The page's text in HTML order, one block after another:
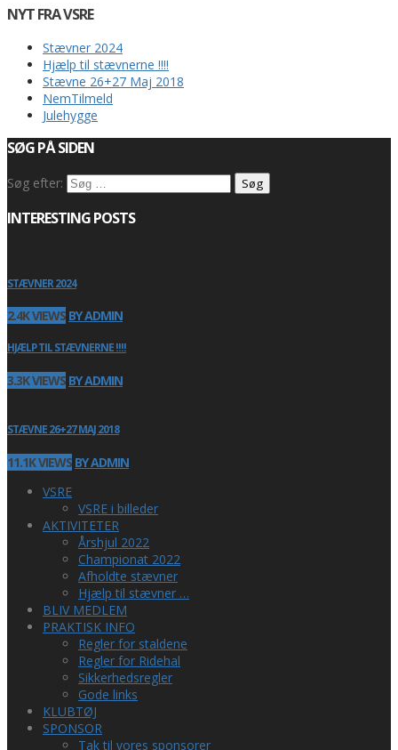
NYT FRA VSRE
Stævner 2024
Hjælp til stævnerne !!!!
Stævne 26+27 Maj 2018
NemTilmeld
Julehygge
SØG PÅ SIDEN
Søg efter:
INTERESTING POSTS
STÆVNER 2024
2.4K VIEWS BY ADMIN
HJÆLP TIL STÆVNERNE !!!!
3.3K VIEWS BY ADMIN
STÆVNE 26+27 MAJ 2018
11.1K VIEWS BY ADMIN
VSRE
VSRE i billeder
AKTIVITETER
Årshjul 2022
Championat 2022
Afholdte stævner
Hjælp til stævner …
BLIV MEDLEM
PRAKTISK INFO
Regler for staldene
Regler for Ridehal
Sikkerhedsregler
Gode links
KLUBTØJ
SPONSOR
Tak til vores sponsorer